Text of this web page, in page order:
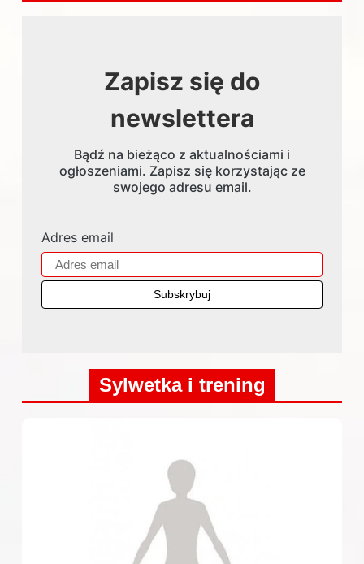
Zapisz się do
newslettera
Bądź na bieżąco z aktualnościami i
ogłoszeniami. Zapisz się korzystając ze
swojego adresu email.
Adres email
Sylwetka i trening